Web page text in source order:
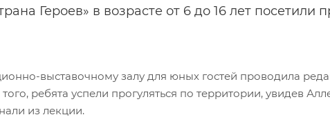
Героев» в возрасте от 6 до 16 лет посетили
выставочному залу для юных гостей проводила
ребята успели прогуляться по территории, увидев
из лекции.